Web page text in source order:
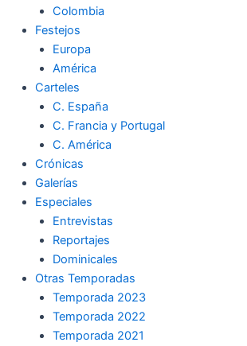
Colombia
Festejos
Europa
América
Carteles
C. España
C. Francia y Portugal
C. América
Crónicas
Galerías
Especiales
Entrevistas
Reportajes
Dominicales
Otras Temporadas
Temporada 2023
Temporada 2022
Temporada 2021